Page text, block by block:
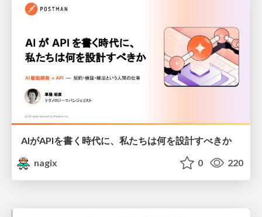
AIがAPIを書く時代に、私たちは何を設計すべきか
nagix
0 220